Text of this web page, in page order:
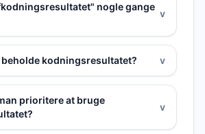
nogle gange
v
kodningsresultatet? v
prioritere at bruge
v